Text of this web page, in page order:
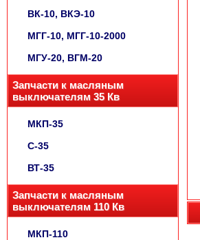
ВК-10, ВКЭ-10
МГГ-10, МГГ-10-2000
МГУ-20, ВГМ-20
Запчасти к масляным
выключателям 35 Кв
МКП-35
С-35
ВТ-35
Запчасти к масляным
выключателям 110 Кв
МКП-110